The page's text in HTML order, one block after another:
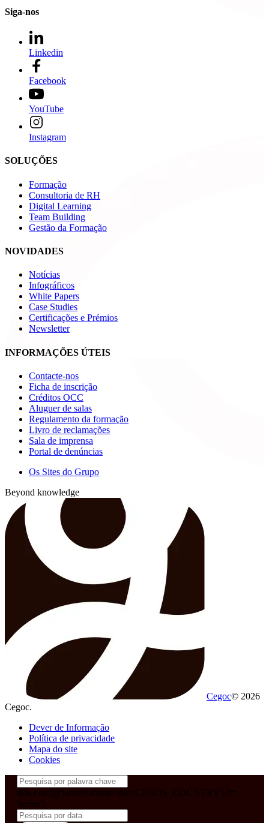
Siga-nos
Linkedin
Facebook
YouTube
Instagram
SOLUÇÕES
Formação
Consultoria de RH
Digital Learning
Team Building
Gestão da Formação
NOVIDADES
Notícias
Infográficos
White Papers
Case Studies
Certificações e Prémios
Newsletter
INFORMAÇÕES ÚTEIS
Contacte-nos
Ficha de inscrição
Créditos OCC
Aluguer de salas
Regulamento da formação
Livro de reclamações
Sala de imprensa
Portal de denúncias
Os Sites do Grupo
Beyond knowledge
Cegoc© 2026
Cegoc.
Dever de Informação
Política de privacidade
Mapa do site
Cookies
&& config('laravel-theme-inter.CEGOS_COUNTRY') !=
'neves')